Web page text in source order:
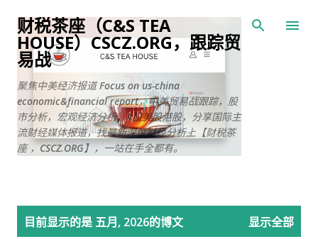
跳至主要内容
财税茶座（C&S TEA
HOUSE）CSCZ.ORG，跟踪贸
易战
聚焦中美经济报道 Focus on us-china
economic&financial report，中美贸易战跟踪，股
市分析，宏观经济分析，A股美股港股，分享国际主
流财经媒体报道，找最新深度财经分析上【财税茶
座 ，CSCZ.ORG】，一站在手全都有。
目前显示的是 五月, 2026的博文 显示全部